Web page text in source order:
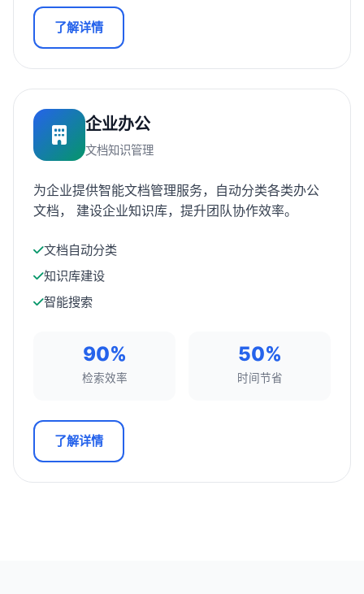
了解详情
企业办公
文档知识管理
为企业提供智能文档管理服务，自动分类各类办公
文档， 建设企业知识库，提升团队协作效率。
文档自动分类
知识库建设
智能搜索
90%
检索效率
50%
时间节省
了解详情